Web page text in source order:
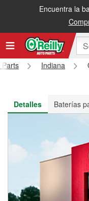
Encuentra la
Recibe tu orden
Parts Indiana
Detalles
Baterías